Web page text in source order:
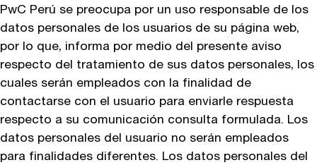
PwC Perú se preocupa por un uso responsable de los
datos personales de los usuarios de su página web,
por lo que, informa por medio del presente aviso
respecto del tratamiento de sus datos personales, los
cuales serán empleados con la finalidad de
contactarse con el usuario para enviarle respuesta
respecto a su comunicación consulta formulada. Los
datos personales del usuario no serán empleados
para finalidades diferentes. Los datos personales del